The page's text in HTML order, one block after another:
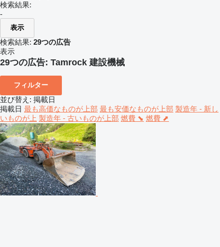
検索結果:
-
表示
検索結果: 29つの広告
表示
29つの広告: Tamrock 建設機械
フィルター
並び替え : 掲載日
掲載日 最も高価なものが上部 最も安価なものが上部 製造年 - 新し
いものが上 製造年 - 古いものが上部 燃費 ⬊ 燃費 ⬈